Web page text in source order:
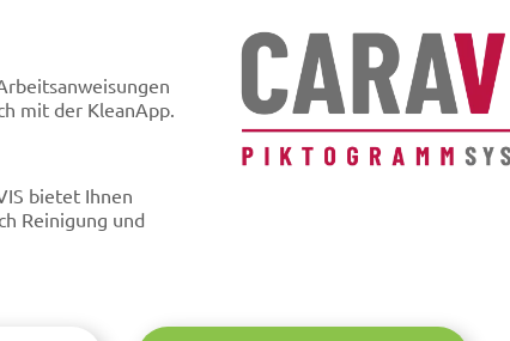
mit der KleanApp.
bietet Ihnen
Reinigung und